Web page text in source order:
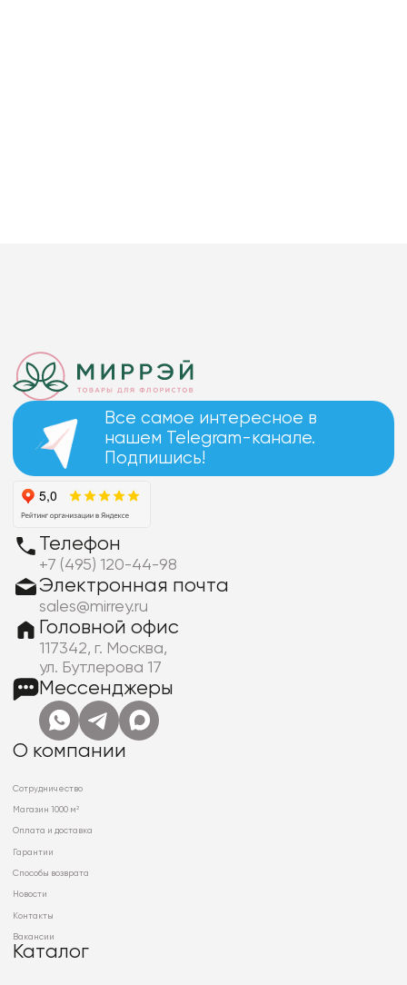
Все самое интересное в
нашем Telegram-канале.
Подпишись!
Телефон
+7 (495) 120-44-98
Электронная почта
sales@mirrey.ru
Головной офис
117342, г. Москва,
ул. Бутлерова 17
Мессенджеры
О компании
Сотрудничество
Магазин 1000 м²
Оплата и доставка
Гарантии
Способы возврата
Новости
Контакты
Вакансии
Каталог